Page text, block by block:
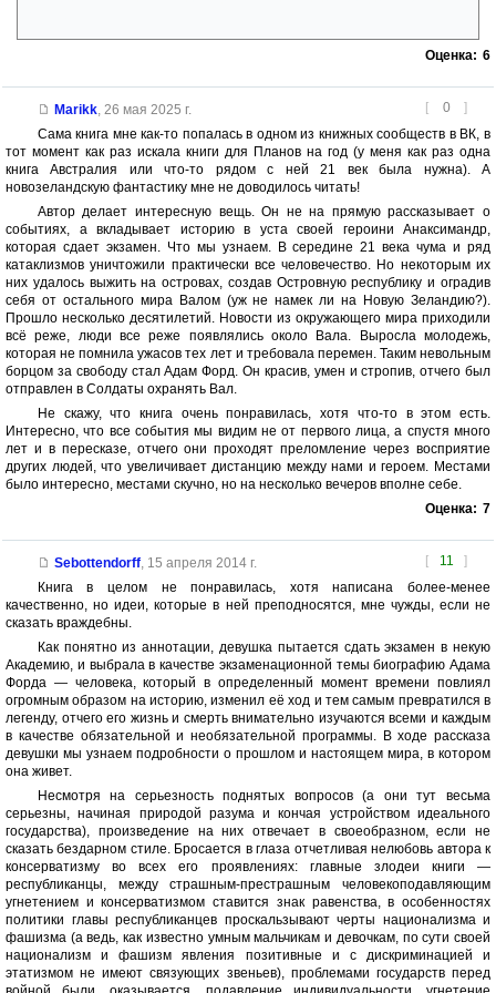
Оценка: 6
[ 0 ]
Marikk, 26 мая 2025 г.
Сама книга мне как-то попалась в одном из книжных сообществ в ВК, в
тот момент как раз искала книги для Планов на год (у меня как раз одна
книга Австралия или что-то рядом с ней 21 век была нужна). А
новозеландскую фантастику мне не доводилось читать!
Автор делает интересную вещь. Он не на прямую рассказывает о
событиях, а вкладывает историю в уста своей героини Анаксимандр,
которая сдает экзамен. Что мы узнаем. В середине 21 века чума и ряд
катаклизмов уничтожили практически все человечество. Но некоторым их
них удалось выжить на островах, создав Островную республику и оградив
себя от остального мира Валом (уж не намек ли на Новую Зеландию?).
Прошло несколько десятилетий. Новости из окружающего мира приходили
всё реже, люди все реже появлялись около Вала. Выросла молодежь,
которая не помнила ужасов тех лет и требовала перемен. Таким невольным
борцом за свободу стал Адам Форд. Он красив, умен и стропив, отчего был
отправлен в Солдаты охранять Вал.
Не скажу, что книга очень понравилась, хотя что-то в этом есть.
Интересно, что все события мы видим не от первого лица, а спустя много
лет и в пересказе, отчего они проходят преломление через восприятие
других людей, что увеличивает дистанцию между нами и героем. Местами
было интересно, местами скучно, но на несколько вечеров вполне себе.
Оценка: 7
[ 11 ]
Sebottendorff, 15 апреля 2014 г.
Книга в целом не понравилась, хотя написана более-менее
качественно, но идеи, которые в ней преподносятся, мне чужды, если не
сказать враждебны.
Как понятно из аннотации, девушка пытается сдать экзамен в некую
Академию, и выбрала в качестве экзаменационной темы биографию Адама
Форда — человека, который в определенный момент времени повлиял
огромным образом на историю, изменил её ход и тем самым превратился в
легенду, отчего его жизнь и смерть внимательно изучаются всеми и каждым
в качестве обязательной и необязательной программы. В ходе рассказа
девушки мы узнаем подробности о прошлом и настоящем мира, в котором
она живет.
Несмотря на серьезность поднятых вопросов (а они тут весьма
серьезны, начиная природой разума и кончая устройством идеального
государства), произведение на них отвечает в своеобразном, если не
сказать бездарном стиле. Бросается в глаза отчетливая нелюбовь автора к
консерватизму во всех его проявлениях: главные злодеи книги —
республиканцы, между страшным-престрашным человекоподавляющим
угнетением и консерватизмом ставится знак равенства, в особенностях
политики главы республиканцев проскальзывают черты национализма и
фашизма (а ведь, как известно умным мальчикам и девочкам, по сути своей
национализм и фашизм явления позитивные и с дискриминацией и
этатизмом не имеют связующих звеньев), проблемами государств перед